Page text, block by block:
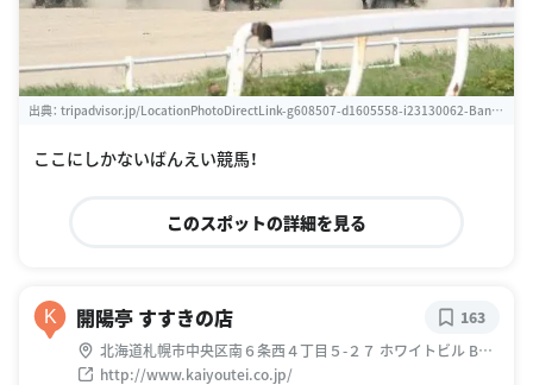
出典： tripadvisor.jp/LocationPhotoDirectLink-g608507-d1605558-i23130062-Banei
ここにしかないばんえい競馬！
このスポットの詳細を見る
K 開陽亭 すすきの店
北海道札幌市中央区南６条西４丁目５-２７ ホワイトビル B1F
新宿通り
http://www.kaiyoutei.co.jp/
163